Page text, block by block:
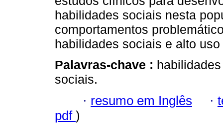
habilidades sociais nesta
comportamentos
habilidades sociais e alto
Palavras-chave :
sociais.
· resumo em Inglês ·
pdf )